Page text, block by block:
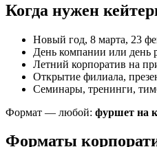
Когда нужен
Новый год, 8 марта, 23
День компании или день
Летний корпоратив на
Открытие филиала,
Семинары, тренинги,
Формат — любой: фуршет на
Форматы